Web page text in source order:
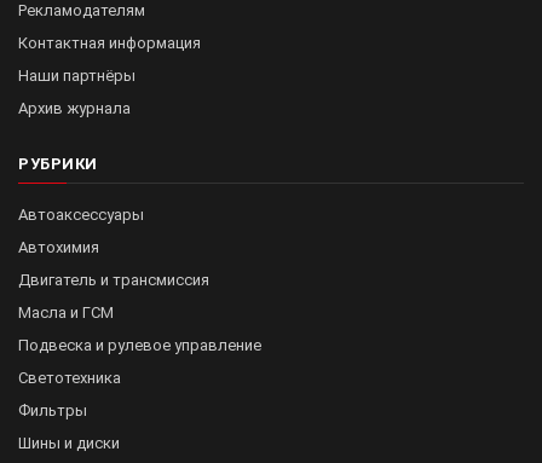
Рекламодателям
Контактная информация
Наши партнёры
Архив журнала
РУБРИКИ
Автоаксессуары
Автохимия
Двигатель и трансмиссия
Масла и ГСМ
Подвеска и рулевое управление
Светотехника
Фильтры
Шины и диски